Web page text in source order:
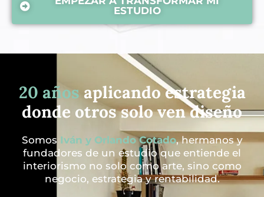
ESTUDIO
20 años aplicando estrategia
donde otros solo ven diseño
Somos Iván y Orlando Cotado, hermanos y
fundadores de un estudio que entiende el
interiorismo no solo como arte, sino como
negocio, estrategia y rentabilidad.